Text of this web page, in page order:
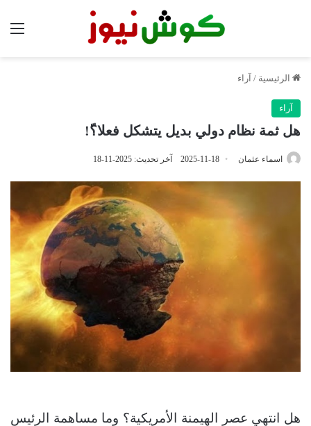
الرئيسية / آراء
آراء
هل ثمة نظام دولي بديل يتشكل فعلا؟ّ!
اسماء عثمان 2025-11-18 آخر تحديث: 2025-11-18
هل انتهي عصر الهيمنة الأمريكية؟ وما مساهمة الرئيس